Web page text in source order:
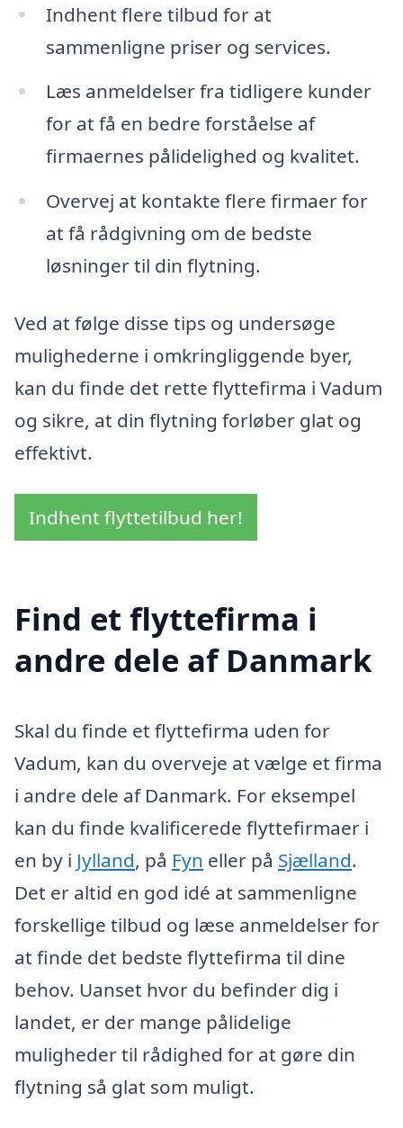
Indhent flere tilbud for at
sammenligne priser og services.
Læs anmeldelser fra tidligere kunder
for at få en bedre forståelse af
firmaernes pålidelighed og kvalitet.
Overvej at kontakte flere firmaer for
at få rådgivning om de bedste
løsninger til din flytning.
Ved at følge disse tips og undersøge
mulighederne i omkringliggende byer,
kan du finde det rette flyttefirma i Vadum
og sikre, at din flytning forløber glat og
effektivt.
Indhent flyttetilbud her!
Find et flyttefirma i
andre dele af Danmark
Skal du finde et flyttefirma uden for
Vadum, kan du overveje at vælge et firma
i andre dele af Danmark. For eksempel
kan du finde kvalificerede flyttefirmaer i
en by i Jylland, på Fyn eller på Sjælland.
Det er altid en god idé at sammenligne
forskellige tilbud og læse anmeldelser for
at finde det bedste flyttefirma til dine
behov. Uanset hvor du befinder dig i
landet, er der mange pålidelige
muligheder til rådighed for at gøre din
flytning så glat som muligt.